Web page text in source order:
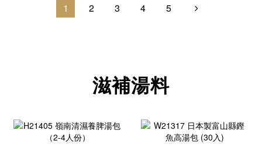
1 2 3 4 5
滋補湯料